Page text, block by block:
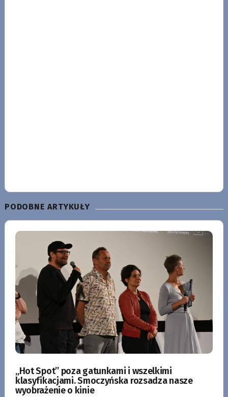
PODOBNE ARTYKUŁY
„Hot Spot” poza gatunkami i wszelkimi
klasyfikacjami. Smoczyńska rozsadza nasze
wyobrażenie o kinie